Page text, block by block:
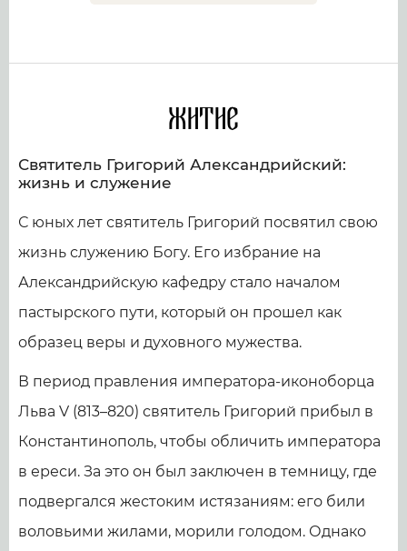
Житие
Святитель Григорий Александрийский:
жизнь и служение
С юных лет святитель Григорий посвятил свою
жизнь служению Богу. Его избрание на
Александрийскую кафедру стало началом
пастырского пути, который он прошел как
образец веры и духовного мужества.
В период правления императора-иконоборца
Льва V (813–820) святитель Григорий прибыл в
Константинополь, чтобы обличить императора
в ереси. За это он был заключен в темницу, где
подвергался жестоким истязаниям: его били
воловьими жилами, морили голодом. Однако